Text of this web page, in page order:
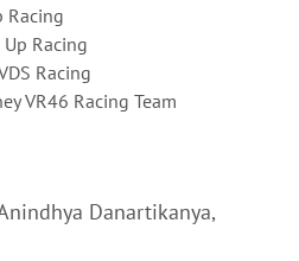
Racing
Racing
Racing
VR46 Racing Team
Danartikanya,